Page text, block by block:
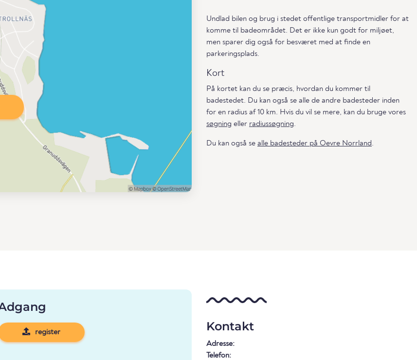
Undlad bilen og brug i stedet offentlige transportmidler for at
komme til badeområdet. Det er ikke kun godt for miljøet,
men sparer dig også for besværet med at finde en
parkeringsplads.
Kort
På kortet kan du se præcis, hvordan du kommer til
badestedet. Du kan også se alle de andre badesteder inden
for en radius af 10 km. Hvis du vil se mere, kan du bruge vores
søgning eller radiussøgning.
Du kan også se alle badesteder på Oevre Norrland.
register Kontakt
Adresse:
Telefon: